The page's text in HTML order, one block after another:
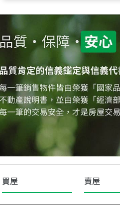
買屋 賣屋